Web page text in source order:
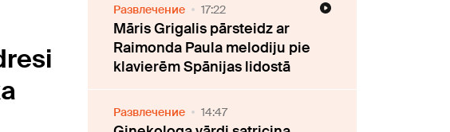
Развлечение 17:22
Māris Grigalis pārsteidz ar
Raimonda Paula melodiju pie
klavierēm Spānijas lidostā
Развлечение 14:47